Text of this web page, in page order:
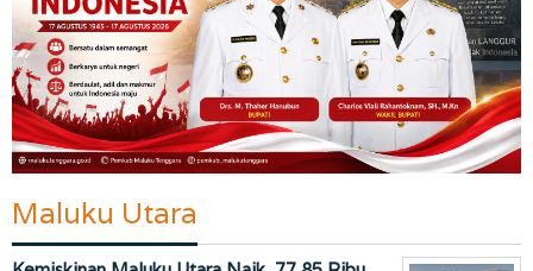
Maluku Utara